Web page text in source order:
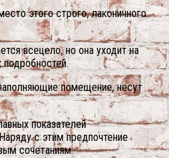
этого строго, лаконичного
всецело, но она уходит на
подробностей.
помещение, несут
показателей
с этим предпочтение
сочетаниям.